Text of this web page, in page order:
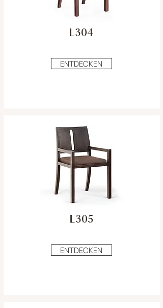
ENTDECKEN
L304
ENTDECKEN
L305